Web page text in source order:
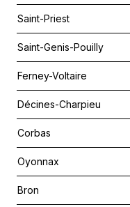
Saint-Priest
Saint-Genis-Pouilly
Ferney-Voltaire
Décines-Charpieu
Corbas
Oyonnax
Bron